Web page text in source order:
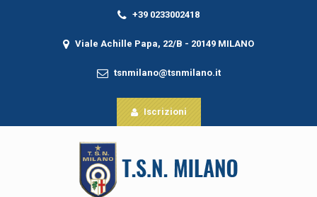
+39 0233002418
Viale Achille Papa, 22/B - 20149 MILANO
tsnmilano@tsnmilano.it
Iscrizioni